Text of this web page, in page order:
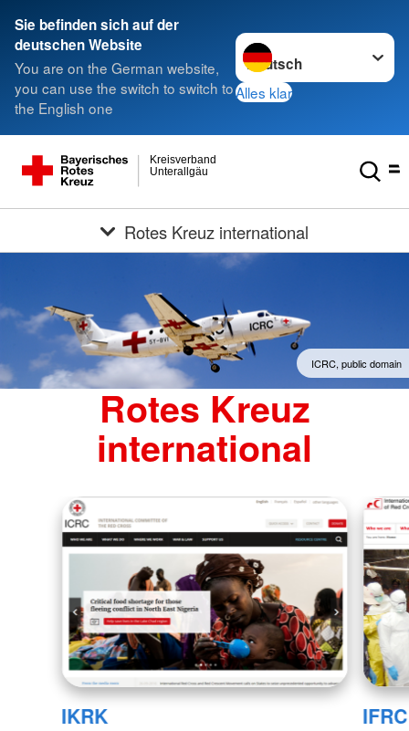
Sie befinden sich auf der
deutschen Website
You are on the German website,
you can use the switch to switch to
the English one
Sprache wechseln zu
Alles klar
Unterallgäu
Kreisverband
Rotes Kreuz international
ICRC, public domain
Rotes Kreuz
international
IKRK IFRC